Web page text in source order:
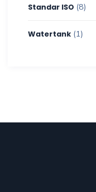
Standar ISO (8)
Watertank (1)